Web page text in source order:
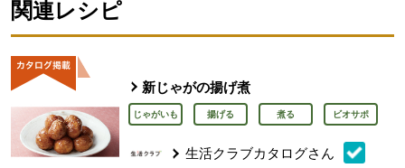
関連レシピ
新じゃがの揚げ煮
じゃがいも 揚げる 煮る ビオサポ
生活クラブカタログさん